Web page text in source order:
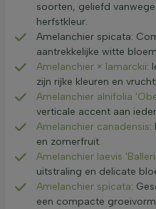
soorten, geliefd
herfstkleur.
Amelanchier spicata:
aantrekkelijke witte
Amelanchier × lamarckii:
zijn rijke kleuren en
Amelanchier alnifolia
verticale accent aan
Amelanchier canadensis:
en zomerfruit.
Amelanchier laevis
uitstraling en delicate
Amelanchier spicata:
een compacte